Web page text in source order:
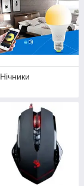
Нічники